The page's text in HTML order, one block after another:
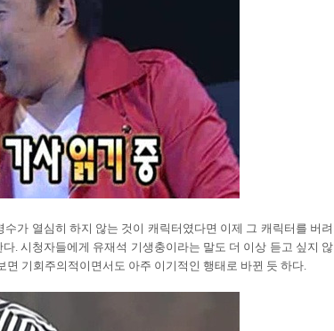
가 열심히 하지 않는 것이 캐릭터였다면 이제 그 캐릭터를 버려
. 시청자들에게 유재석 기생충이라는 말도 더 이상 듣고 싶지 않
기회주의적이면서도 아주 이기적인 행태로 바뀐 듯 하다.